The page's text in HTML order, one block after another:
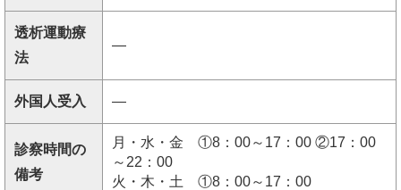
透析運動療
法
―
外国人受入 ―
診察時間の
備考
月・水・金 ①8：00～17：00 ②17：00
～22：00
火・木・土 ①8：00～17：00